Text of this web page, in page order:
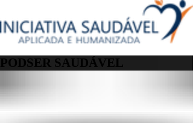
PODSER SAUDÁVEL